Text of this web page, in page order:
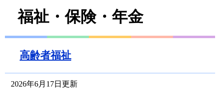
文
福祉・保険・年金
高齢者福祉
2026年6月17日更新